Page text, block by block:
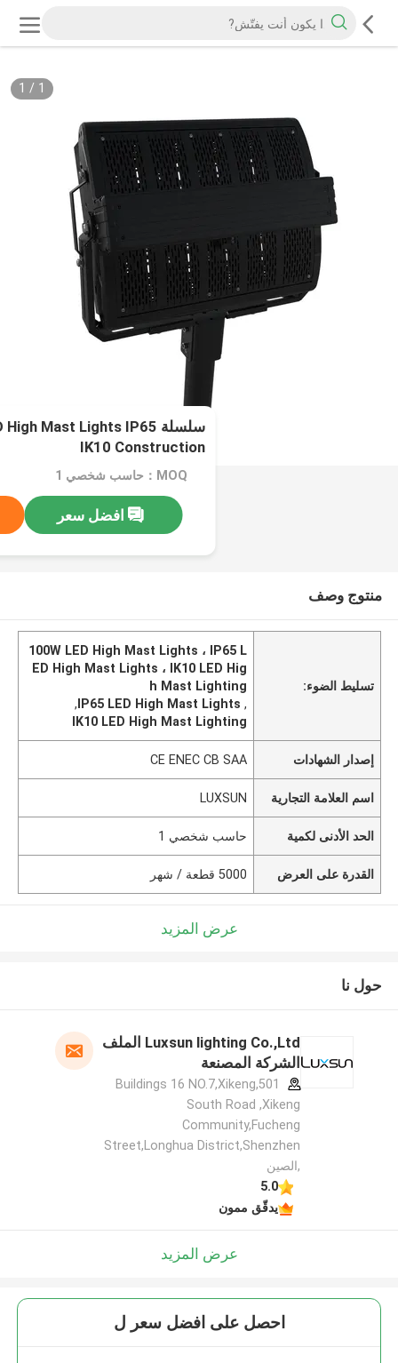
1
/
1
IK10 Construction
MOQ：حاسب شخصي 1
افضل سعر
منتوج وصف
تسليط الضوء:
100W LED High Mast Lights ، IP65 L
ED High Mast Lights ، IK10 LED Hig
h Mast Lighting
,
IP65 LED High Mast Lights
,
IK10 LED High Mast Lighting
إصدار الشهادات CE ENEC CB SAA
اسم العلامة التجارية LUXSUN
الحد الأدنى لكمية حاسب شخصي 1
القدرة على العرض 5000 قطعة / شهر
عرض المزيد
حول نا
Luxsun lighting Co.,Ltd الملف
الشركة المصنعة
501,Buildings 16 NO.7,Xikeng
South Road ,Xikeng
Community,Fucheng
Street,Longhua District,Shenzhen
,الصين
5.0
يدقّق ممون
عرض المزيد
احصل على افضل سعر ل